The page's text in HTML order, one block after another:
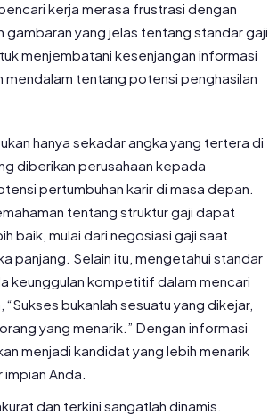
kerja merasa frustrasi dengan
gambaran yang jelas tentang standar gaji
menjembatani kesenjangan informasi
tentang potensi penghasilan
hanya sekadar angka yang tertera di
diberikan perusahaan kepada
pertumbuhan karir di masa depan.
tentang struktur gaji dapat
baik, mulai dari negosiasi gaji saat
panjang. Selain itu, mengetahui standar
keunggulan kompetitif dalam mencari
bukanlah sesuatu yang dikejar,
yang menarik.” Dengan informasi
menjadi kandidat yang lebih menarik
Anda.
dan terkini sangatlah dinamis.